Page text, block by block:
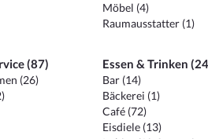
Möbel (4)
Raumausstatter (1)
(87)
(26)
Essen & Trinken
Bar (14)
Bäckerei (1)
Café (72)
Eisdiele (13)